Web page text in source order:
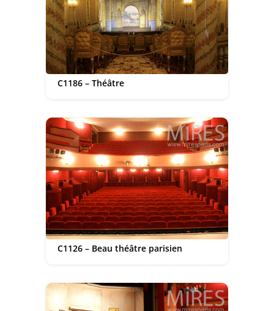
C1186 – Théâtre
C1126 – Beau théâtre parisien